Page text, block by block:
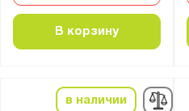
В корзину
в наличии